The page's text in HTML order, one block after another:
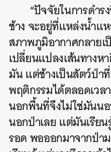
“ปัจจัยในการดำ
ช้าง จะอยู่ที่แหล่งน้ำแ
สภาพภูมิอากาศกลาย
เปลี่ยนแปลงเส้นทางห
มัน แต่ช้างเป็นสัตว์ป่า
พฤติกรรมได้ตลอดเวล
นอกพื้นที่จึงไม่ใช่มันน
นอกป่าเลย แต่มันเรีย
รอด พอออกมาจากป่า